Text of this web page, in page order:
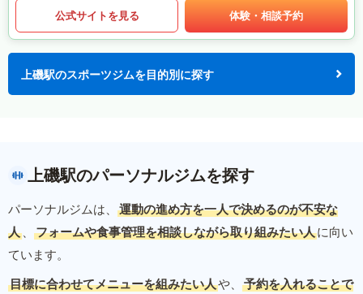
公式サイトを見る 体験・相談予約
上磯駅のスポーツジムを目的別に探す
上磯駅のパーソナルジムを探す
パーソナルジムは、
運動の進め方を一人で決めるのが不安な
人 、 フォームや食事管理を相談しながら取り組みたい人に向い
ています。
目標に合わせてメニューを組みたい人や、 予約を入れることで